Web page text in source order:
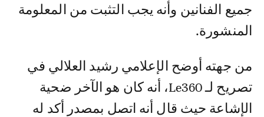
جميع الفنانين وأنه يجب التثبت من المعلومة
المنشورة.
من جهته أوضح الإعلامي رشيد العلالي في
تصريح لـ Le360، أنه كان هو الآخر ضحية
الإشاعة حيث قال أنه اتصل بمصدر أكد له